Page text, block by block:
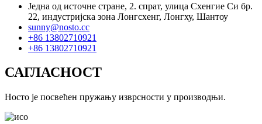
Једна од источне стране, 2. спрат, улица Схенгие Си бр.
22, индустријска зона Лонгсхенг, Лонгху, Шантоу
sunny@nosto.cc
+86 13802710921
+86 13802710921
САГЛАСНОСТ
Носто је посвећен пружању изврсности у производњи.